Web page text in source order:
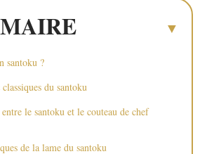
santoku ?
du santoku
le santoku et le couteau de chef
de la lame du santoku